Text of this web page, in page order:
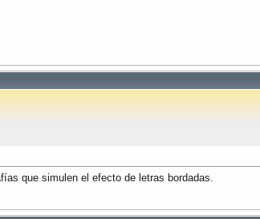
que simulen el efecto de letras bordadas.